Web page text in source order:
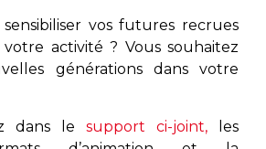
vos futures recrues
activité ? Vous souhaitez
générations dans votre
dans le support ci-joint, les